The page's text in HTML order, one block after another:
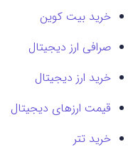
خرید بیت کوین
صرافی ارز دیجیتال
خرید ارز دیجیتال
قیمت ارزهای دیجیتال
خرید تتر